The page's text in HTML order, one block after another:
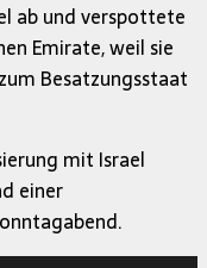
ab und verspottete
Emirate, weil sie
Besatzungsstaat
mit Israel
einer